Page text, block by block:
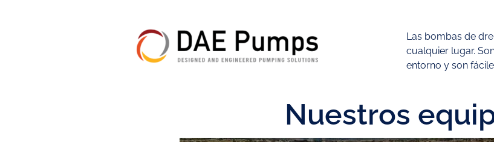
Las bombas de
cualquier lugar.
entorno y son
Nuestros